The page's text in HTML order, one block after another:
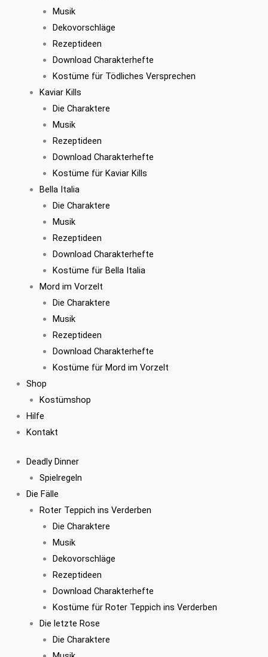
Musik
Dekovorschläge
Rezeptideen
Download Charakterhefte
Kostüme für Tödliches Versprechen
Kaviar Kills
Die Charaktere
Musik
Rezeptideen
Download Charakterhefte
Kostüme für Kaviar Kills
Bella Italia
Die Charaktere
Musik
Rezeptideen
Download Charakterhefte
Kostüme für Bella Italia
Mord im Vorzelt
Die Charaktere
Musik
Rezeptideen
Download Charakterhefte
Kostüme für Mord im Vorzelt
Shop
Kostümshop
Hilfe
Kontakt
Deadly Dinner
Spielregeln
Die Fälle
Roter Teppich ins Verderben
Die Charaktere
Musik
Dekovorschläge
Rezeptideen
Download Charakterhefte
Kostüme für Roter Teppich ins Verderben
Die letzte Rose
Die Charaktere